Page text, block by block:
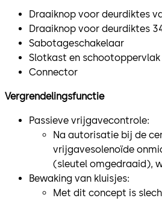
Draaiknop voor deurdiktes
Draaiknop voor deurdiktes
Sabotageschakelaar
Slotkast en schootoppervlak
Connector
Vergrendelingsfunctie
Passieve vrijgavecontrole:
Na autorisatie bij de
vrijgavesolenoïde
(sleutel omgedraaid),
Bewaking van kluisjes:
Met dit concept is